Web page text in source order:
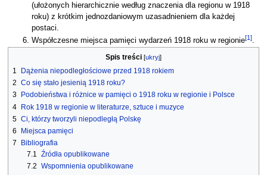
(ułożonych hierarchicznie według znaczenia dla regionu w 1918
roku) z krótkim jednozdaniowym uzasadnieniem dla każdej
postaci.
Współczesne miejsca pamięci wydarzeń 1918 roku w regionie[1].
Spis treści
1
Dążenia niepodległościowe przed 1918 rokiem
2 Co się stało jesienią 1918 roku?
3
Podobieństwa i różnice w pamięci o 1918 roku w regionie i Polsce
4 Rok 1918 w regionie w literaturze, sztuce i muzyce
5 Ci, którzy tworzyli niepodległą Polskę
6
Miejsca pamięci
7
Bibliografia
7.1 Źródła opublikowane
7.2 Wspomnienia opublikowane